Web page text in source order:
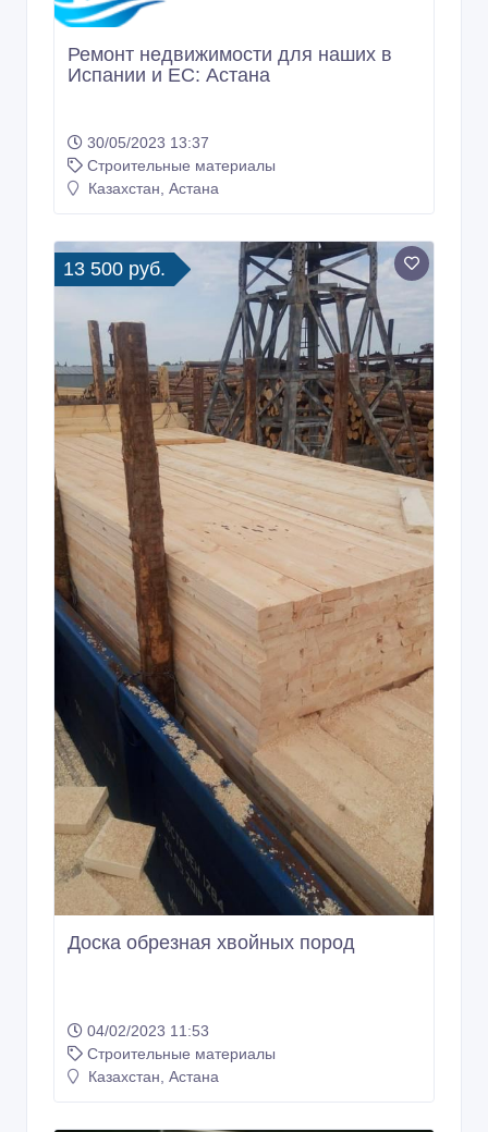
Ремонт недвижимости для наших в
Испании и ЕС: Астана
30/05/2023 13:37
Строительные материалы
Казахстан, Астана
13 500 руб.
Доска обрезная хвойных пород
04/02/2023 11:53
Строительные материалы
Казахстан, Астана